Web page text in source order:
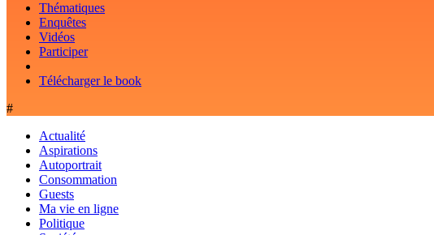
Thématiques
Enquêtes
Vidéos
Participer
Télécharger le book
#
Actualité
Aspirations
Autoportrait
Consommation
Guests
Ma vie en ligne
Politique